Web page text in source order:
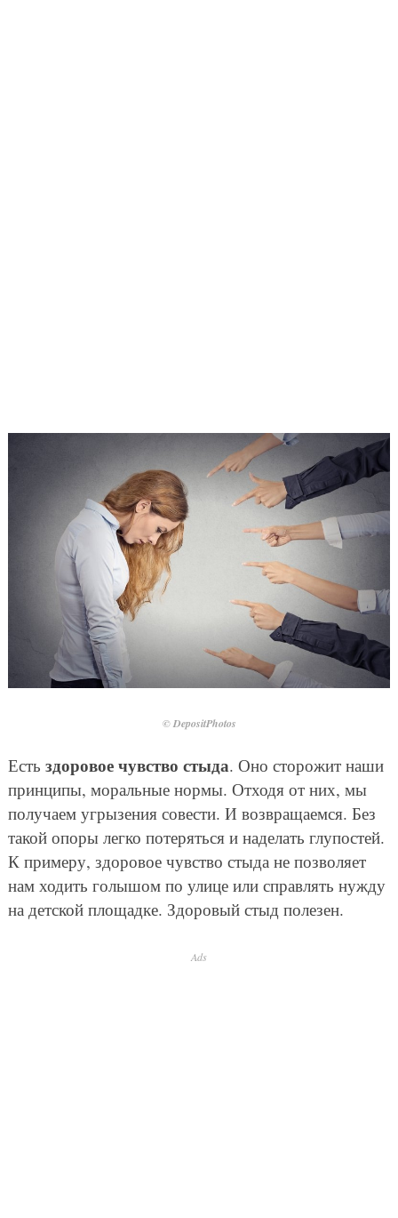
© DepositPhotos
Есть здоровое чувство стыда. Оно сторожит наши
принципы, моральные нормы. Отходя от них, мы
получаем угрызения совести. И возвращаемся. Без
такой опоры легко потеряться и наделать глупостей.
К примеру, здоровое чувство стыда не позволяет
нам ходить голышом по улице или справлять нужду
на детской площадке. Здоровый стыд полезен.
Ads